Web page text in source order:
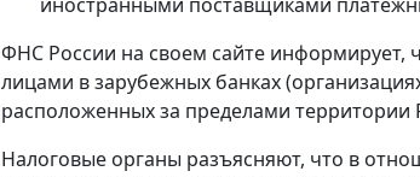
ФНС России на своем сайте информирует,
лицами в зарубежных банках
расположенных за пределами
Налоговые органы разъясняют, что в